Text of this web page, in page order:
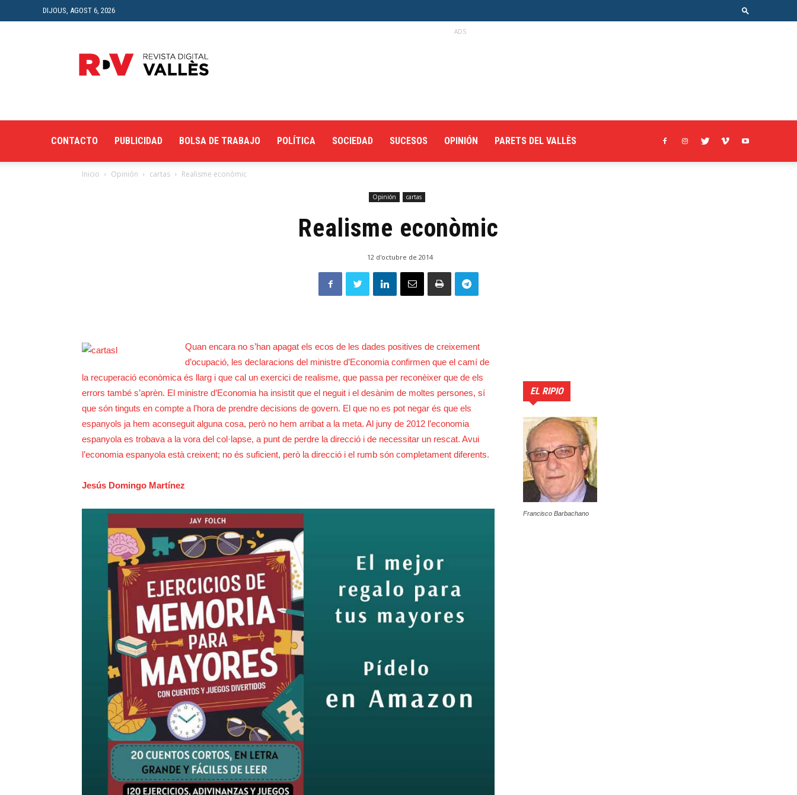
DIJOUS, AGOST 6, 2026
Digital
del
ADS
CONTACTO PUBLICIDAD BOLSA DE TRABAJO POLÍTICA SOCIEDAD SUCESOS OPINIÓN PARETS DEL VALLÈS
Inicio Opinión cartas Realisme econòmic
Opinión cartas
Realisme econòmic
12 d'octubre de 2014
Quan encara no s’han apagat els ecos de les dades positives de creixement
d’ocupació, les declaracions del ministre d’Economia confirmen que el camí de
la recuperació econòmica és llarg i que cal un exercici de realisme, que passa per reconèixer que de els
errors també s’aprèn. El ministre d’Economia ha insistit que el neguit i el desànim de moltes persones, sí
que són tinguts en compte a l’hora de prendre decisions de govern. El que no es pot negar és que els
espanyols ja hem aconseguit alguna cosa, però no hem arribat a la meta. Al juny de 2012 l’economia
espanyola es trobava a la vora del col·lapse, a punt de perdre la direcció i de necessitar un rescat. Avui
l’economia espanyola està creixent; no és suficient, però la direcció i el rumb són completament diferents.
Jesús Domingo Martínez
EL RIPIO
Francisco Barbachano